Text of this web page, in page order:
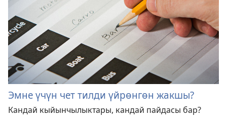
Эмне үчүн чет тилди үйрөнгөн жакшы?
Кандай кыйынчылыктары, кандай пайдасы бар?